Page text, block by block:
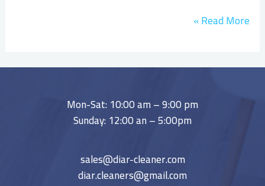
Read More »
Mon-Sat: 10:00 am – 9:00 pm
Sunday: 12:00 an – 5:00pm
sales@diar-cleaner.com
diar.cleaners@gmail.com